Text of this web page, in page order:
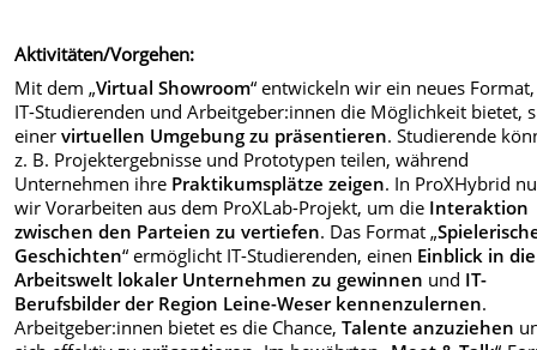
Aktivitäten/Vorgehen:
Mit dem „Virtual Showroom“ entwickeln wir ein neues
IT-Studierenden und Arbeitgeber:innen die Möglichkeit bietet,
einervirtuellen Umgebung zu präsentieren. Studierende
z. B. Projektergebnisse und Prototypen teilen, während
Unternehmen ihre Praktikumsplätze zeigen. In ProXHybrid
wir Vorarbeiten aus dem ProXLab-Projekt, um die Interaktion
zwischen den Parteien zu vertiefen. Das Format „
Geschichten“ ermöglicht IT-Studierenden, einen Einblick in die
Arbeitswelt lokaler Unternehmen zu gewinnen und IT-
Berufsbilder der Region Leine-Weser kennenzulernen.
Arbeitgeber:innen bietet es die Chance,Talente anzuziehen